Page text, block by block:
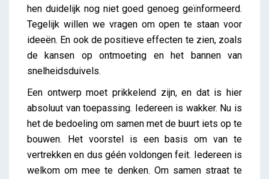
hen duidelijk nog niet goed genoeg geïnformeerd.
Tegelijk willen we vragen om open te staan voor
ideeën. En ook de positieve effecten te zien, zoals
de kansen op ontmoeting en het bannen van
snelheidsduivels.
Een ontwerp moet prikkelend zijn, en dat is hier
absoluut van toepassing. Iedereen is wakker. Nu is
het de bedoeling om samen met de buurt iets op te
bouwen. Het voorstel is een basis om van te
vertrekken en dus géén voldongen feit. Iedereen is
welkom om mee te denken. Om samen straat te